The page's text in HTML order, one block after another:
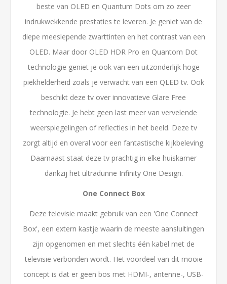
beste van OLED en Quantum Dots om zo zeer
indrukwekkende prestaties te leveren. Je geniet van de
diepe meeslepende zwarttinten en het contrast van een
OLED. Maar door OLED HDR Pro en Quantom Dot
technologie geniet je ook van een uitzonderlijk hoge
piekhelderheid zoals je verwacht van een QLED tv. Ook
beschikt deze tv over innovatieve Glare Free
technologie. Je hebt geen last meer van vervelende
weerspiegelingen of reflecties in het beeld. Deze tv
zorgt altijd en overal voor een fantastische kijkbeleving.
Daarnaast staat deze tv prachtig in elke huiskamer
dankzij het ultradunne Infinity One Design.
One Connect Box
Deze televisie maakt gebruik van een 'One Connect
Box', een extern kastje waarin de meeste aansluitingen
zijn opgenomen en met slechts één kabel met de
televisie verbonden wordt. Het voordeel van dit mooie
concept is dat er geen bos met HDMI-, antenne-, USB-